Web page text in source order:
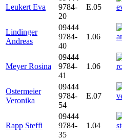
Leukert Eva
9784-
20
E.05
Lindinger
Andreas
09444
9784-
40
1.06
Meyer Rosina
09444
9784-
41
1.06
Ostermeier
Veronika
09444
9784-
54
E.07
Rapp Steffi
09444
9784-
35
1.04